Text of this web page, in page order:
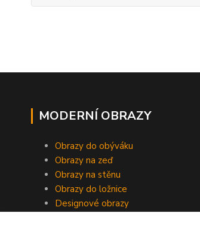
MODERNÍ OBRAZY
Obrazy do obýváku
Obrazy na zeď
Obrazy na stěnu
Obrazy do ložnice
Designové obrazy